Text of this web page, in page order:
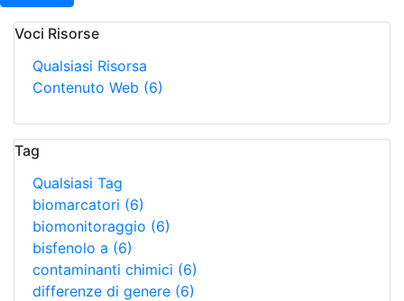
Voci Risorse
Qualsiasi Risorsa
Contenuto Web (6)
Tag
Qualsiasi Tag
biomarcatori (6)
biomonitoraggio (6)
bisfenolo a (6)
contaminanti chimici (6)
differenze di genere (6)